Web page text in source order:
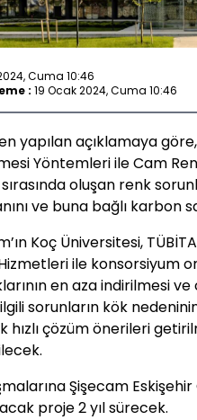
Cuma 10:46
: 19 Ocak 2024, Cuma 10:46
yapılan açıklamaya
Yöntemleri ile Cam
oluşan renk
ve buna bağlı karbon
Koç Üniversitesi,
ile konsorsiyum
en aza indirilmesi
sorunların kök
hızlı çözüm önerileri
Şişecam
proje 2 yıl sürecek.